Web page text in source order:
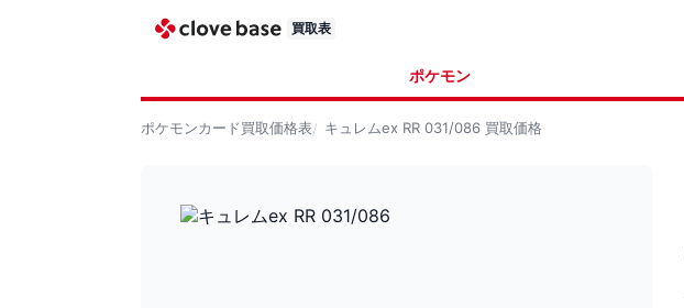
買取表
ポケモン
ポケモンカード買取価格表 キュレムex RR 031/086 買取価格